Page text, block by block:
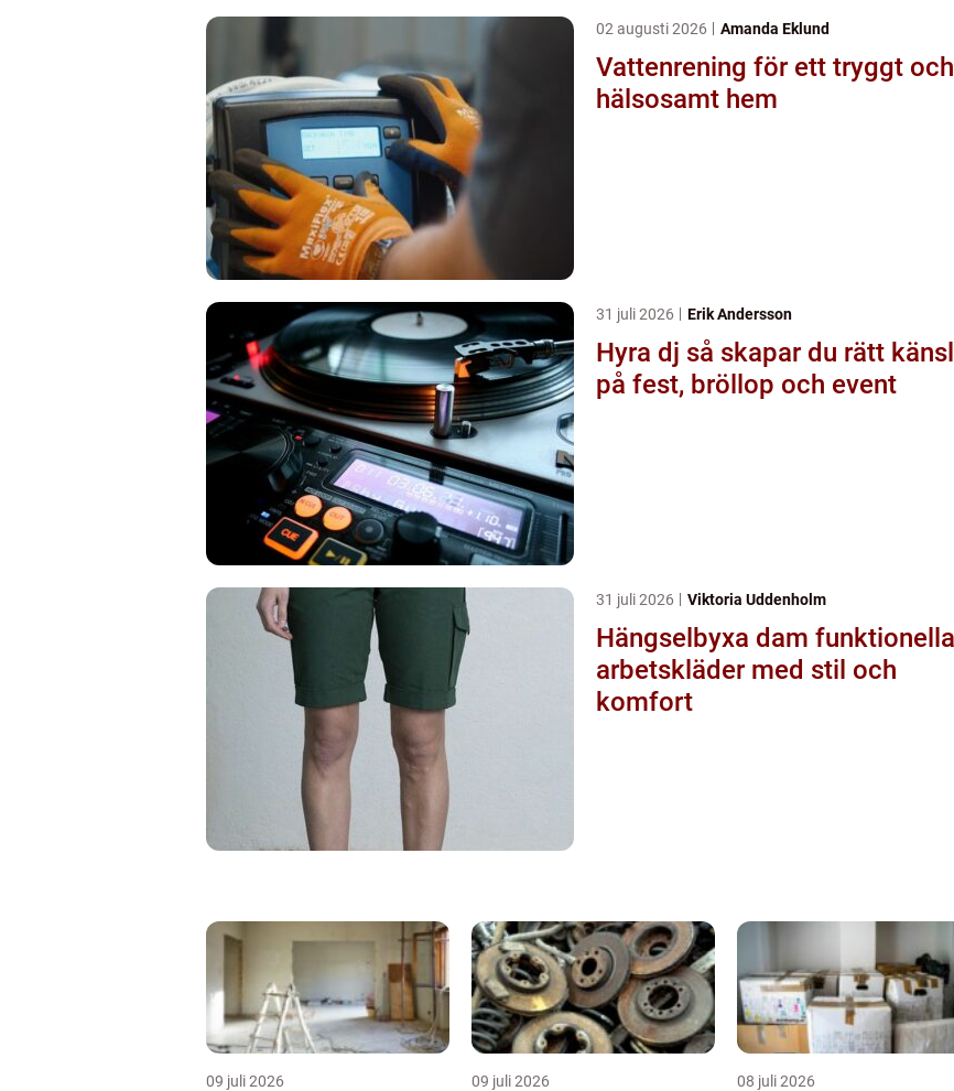
02 augusti 2026 Amanda Eklund
Vattenrening för ett tryggt och
hälsosamt hem
31 juli 2026 Erik Andersson
Hyra dj så skapar du rätt känsla
på fest, bröllop och event
31 juli 2026 Viktoria Uddenholm
Hängselbyxa dam funktionella
arbetskläder med stil och
komfort
09 juli 2026 09 juli 2026 08 juli 2026